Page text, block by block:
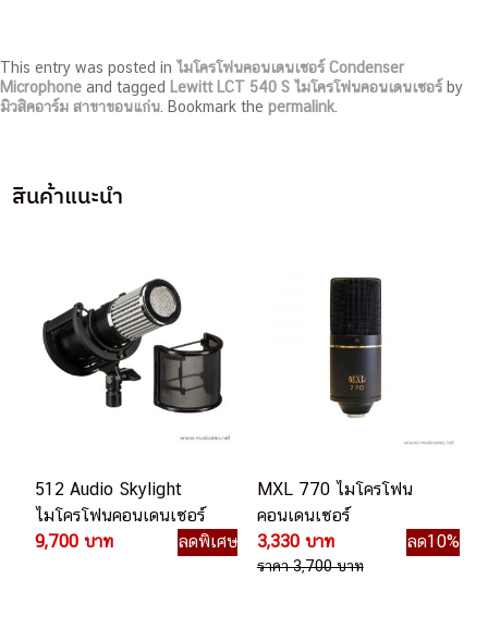
This entry was posted in ไมโครโฟนคอนเดนเซอร์ Condenser
Microphone and tagged Lewitt LCT 540 S ไมโครโฟนคอนเดนเซอร์ by
มิวสิคอาร์ม สาขาขอนแก่น . Bookmark the permalink
สินค้าแนะนำ
512 Audio Skylight
ไมโครโฟนคอนเดนเซอร์
9,700 บาท
ลดพิเศษ
MXL 770 ไมโครโฟน
คอนเดนเซอร์
3,330 บาท
ลด10%
ราคา 3,700 บาท